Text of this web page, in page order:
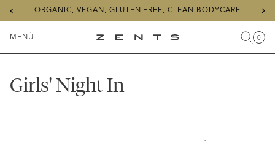
ORGANIC, VEGAN, GLUTEN FREE, CLEAN BODYCARE
Previous
slide
MENÚ
menú
ZENTS Buscar
0
Girls' Night In